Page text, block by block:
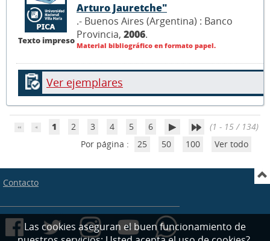
Texto impreso
Arturo Jauretche"
.- Buenos Aires (Argentina) : Banco
Provincia, 2006.
Material bibliográfico en formato papel.
Ver ejemplares
1 2 3 4 5 6
(1 - 15 / 134)
Por página :
25 50 100 Ver todo
Contacto
Las cookies aseguran el buen funcionamiento de